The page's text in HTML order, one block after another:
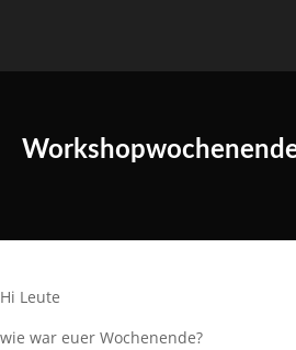
Hi Leute
wie war euer Wochenende?